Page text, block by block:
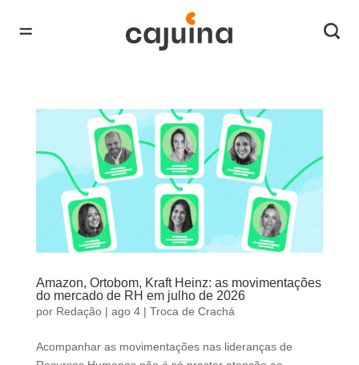
Amazon, Ortobom, Kraft Heinz: as movimentações
do mercado de RH em julho de 2026
por Redação| ago 4| Troca de Crachá
Acompanhar as movimentações nas lideranças de